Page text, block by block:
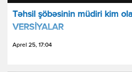
Təhsil şöbəsinin müdiri kim
VERSİYALAR
Aprel 25, 17:04